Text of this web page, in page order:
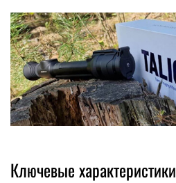
Ключевые характеристики